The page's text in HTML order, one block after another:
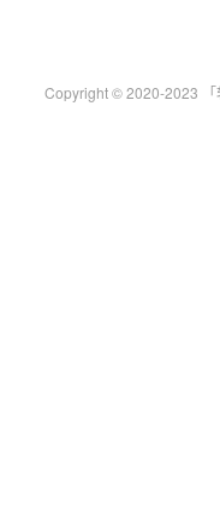
Copyright © 2020-2023 「